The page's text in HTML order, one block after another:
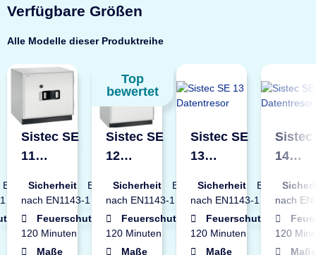
Verfügbare Größen
Alle Modelle dieser Produktreihe
EN2
Sistec SE
11
Sicherheit
EN2
nach EN1143-1
Feuerschutz
120 Minuten
Maße
Top
bewertet
Sistec SE
12
Sicherheit
EN2
nach EN1143-1
Feuerschutz
120 Minuten
Maße
Sistec SE
13
Sicherheit
EN2
nach EN1143-1
Feuerschutz
120 Minuten
Maße
Sistec
14
nach
120
Maße